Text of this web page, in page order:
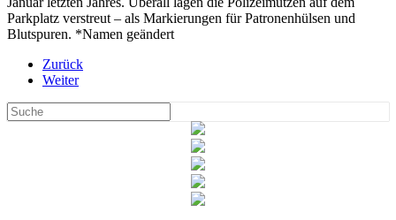
Parkplatz verstreut – als Markierungen für Patronenhülsen und
Blutspuren. *Namen geändert
Zurück
Weiter